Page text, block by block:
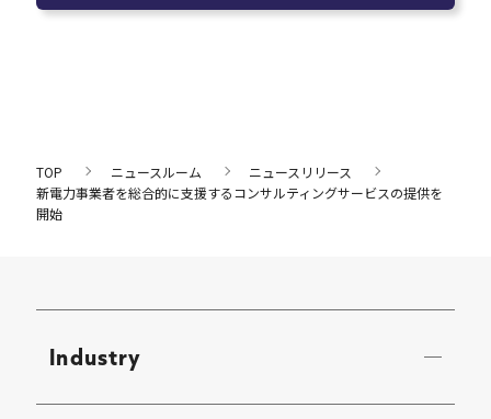
TOP ニュースルーム
ニュースリリース
新電力事業者を総合的に支援するコンサルティングサービスの提供を
開始
Industry